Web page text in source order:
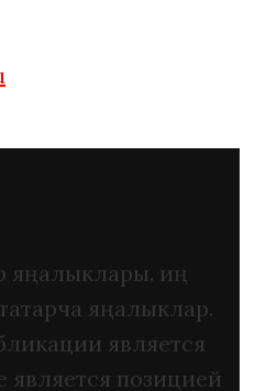
яңалыклары. иң
яңалыклар.
является
является позицией